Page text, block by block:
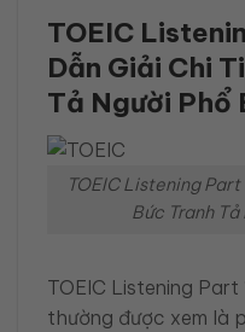
TOEIC
Dẫn Giải Chi
Tả Người Phổ
TOEIC Listening Part
Bức Tranh
TOEIC Listening
thường được xem là